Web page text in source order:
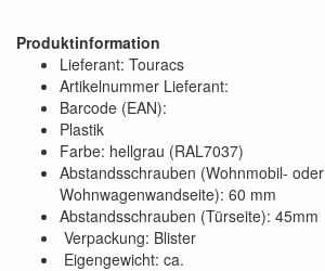
Produktinformation
Lieferant: Touracs
Artikelnummer Lieferant:
Barcode (EAN):
Plastik
Farbe: hellgrau (RAL7037)
Abstandsschrauben (Wohnmobil- oder
Wohnwagenwandseite): 60 mm
Abstandsschrauben (Türseite): 45mm
Verpackung: Blister
Eigengewicht: ca.